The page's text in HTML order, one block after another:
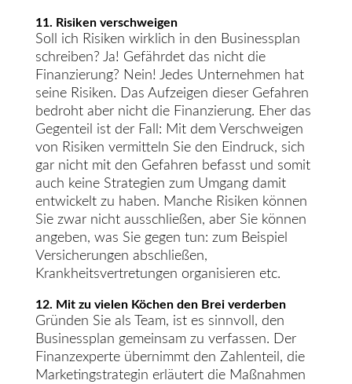
11. Risiken verschweigen
Soll ich Risiken wirklich in den Businessplan
schreiben? Ja! Gefährdet das nicht die
Finanzierung? Nein! Jedes Unternehmen hat
seine Risiken. Das Aufzeigen dieser Gefahren
bedroht aber nicht die Finanzierung. Eher das
Gegenteil ist der Fall: Mit dem Verschweigen
von Risiken vermitteln Sie den Eindruck, sich
gar nicht mit den Gefahren befasst und somit
auch keine Strategien zum Umgang damit
entwickelt zu haben. Manche Risiken können
Sie zwar nicht ausschließen, aber Sie können
angeben, was Sie gegen tun: zum Beispiel
Versicherungen abschließen,
Krankheitsvertretungen organisieren etc.
12. Mit zu vielen Köchen den Brei verderben
Gründen Sie als Team, ist es sinnvoll, den
Businessplan gemeinsam zu verfassen. Der
Finanzexperte übernimmt den Zahlenteil, die
Marketingstrategin erläutert die Maßnahmen